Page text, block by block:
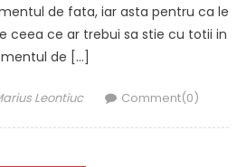
de fata, iar asta pentru ca le
ceea ce ar trebui sa stie cu totii in
de […]
Leontiuc Comment(0)